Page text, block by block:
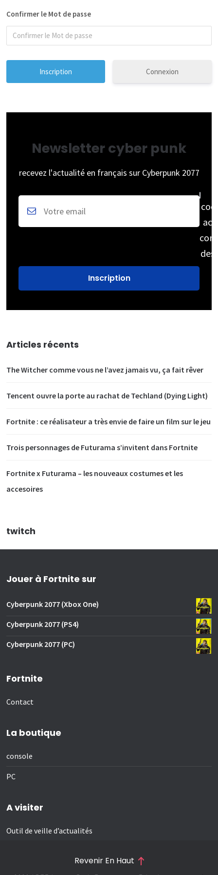
Confirmer le Mot de passe
Connexion
Newsletter cyber punk
recevez l'actualité en français sur Cyberpunk 2077
des
Articles récents
The Witcher comme vous ne l’avez jamais vu, ça fait rêver
Tencent ouvre la porte au rachat de Techland (Dying Light)
Fortnite : ce réalisateur a très envie de faire un film sur le jeu
Trois personnages de Futurama s’invitent dans Fortnite
Fortnite x Futurama – les nouveaux costumes et les
accesoires
twitch
Jouer à Fortnite sur
Cyberpunk 2077 (Xbox One)
Cyberpunk 2077 (PS4)
Cyberpunk 2077 (PC)
Fortnite
Contact
La boutique
console
PC
A visiter
Outil de veille d’actualités
Revenir En Haut